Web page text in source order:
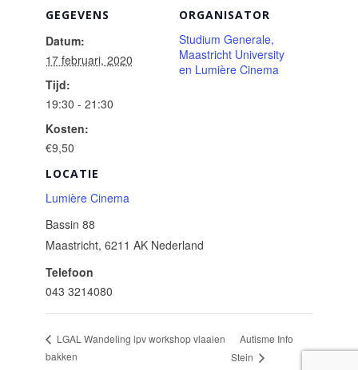
GEGEVENS
Datum:
17 februari, 2020
Tijd:
19:30 - 21:30
Kosten:
€9,50
LOCATIE
Lumière Cinema
Bassin 88
Maastricht, 6211 AK Nederland
Telefoon
043 3214080
ORGANISATOR
Studium Generale,
Maastricht University
en Lumière Cinema
LGAL Wandeling ipv workshop vlaaien
bakken
Autisme Info
Stein